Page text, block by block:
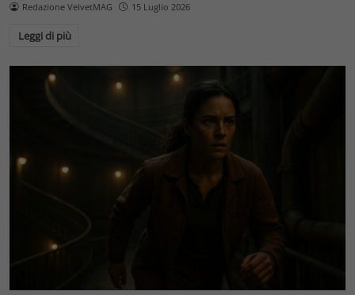
Redazione VelvetMAG 15 Luglio 2026
Leggi di più